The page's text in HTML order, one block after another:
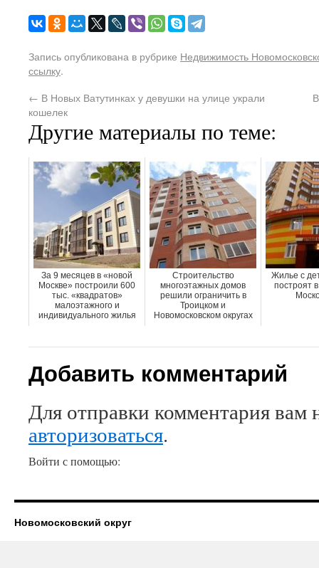
Запись опубликована в рубрике Недвижимость
ссылку.
← В Новых Ватутинках у девушки на улице украли
кошелек
Другие материалы по теме:
За 9 месяцев в «новой
Москве» построили 600
тыс. «квадратов»
малоэтажного и
индивидуального жилья
Строительство
многоэтажных домов
решили ограничить в
Троицком и
Новомосковском округах
Жилье с
построят
Добавить комментарий
Для отправки комментария вам
авторизоваться.
Войти с помощью:
Новомосковский округ